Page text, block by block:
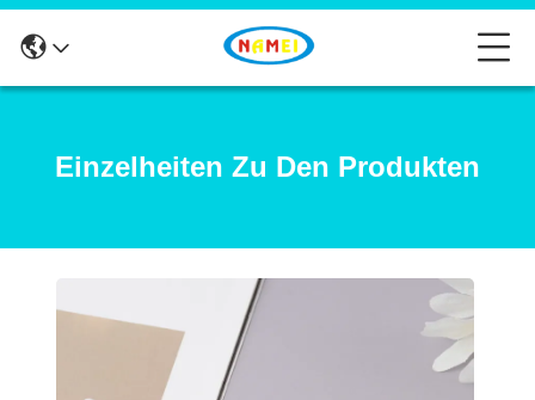
Einzelheiten Zu Den Produkten